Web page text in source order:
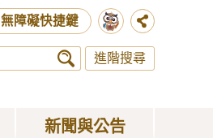
無障礙快捷鍵
進階搜尋
新聞與公告